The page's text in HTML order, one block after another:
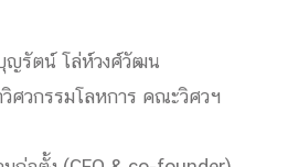
ญรัตน์ โล่ห์วงศ์วัฒน
ศวกรรมโลหการ คณะวิศวฯ